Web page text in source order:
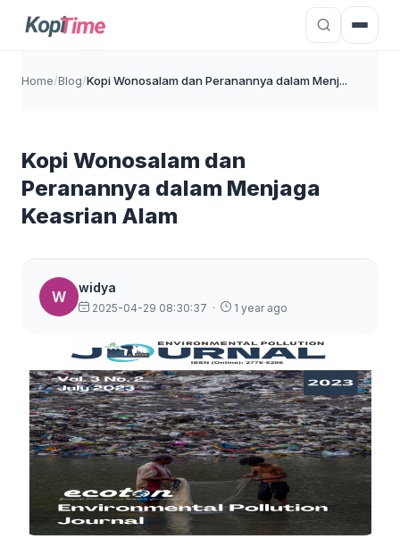
Home/Blog/Kopi Wonosalam dan Peranannya dalam Menj...
Kopi Wonosalam dan
Peranannya dalam Menjaga
Keasrian Alam
W
widya
2025-04-29 08:30:37 · 1 year ago